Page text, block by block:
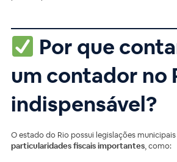
Por que
um contador no
indispensável?
O estado do Rio possui legislações
particularidades fiscais importantes, como: